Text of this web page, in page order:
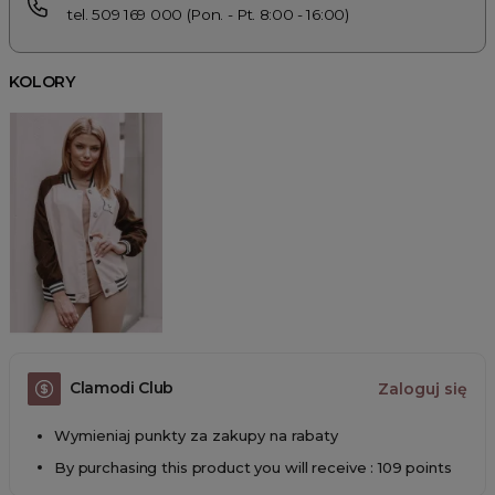
tel. 509 169 000 (Pon. - Pt. 8:00 - 16:00)
KOLORY
Clamodi Club Zaloguj się
Wymieniaj punkty za zakupy na rabaty
By purchasing this product you will receive : 109 points